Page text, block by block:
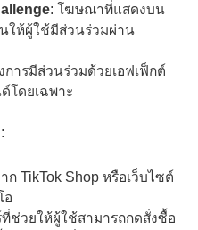
: โฆษณาที่แสดงบน
ให้ผู้ใช้มีส่วนร่วมผ่าน
การมีส่วนร่วมด้วยเอฟเฟ็กต์
โดยเฉพาะ
TikTok Shop หรือเว็บไซต์
อ
ที่ช่วยให้ผู้ใช้สามารถกดสั่งซื้อ